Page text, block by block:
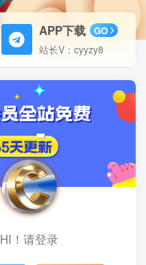
APP下载 GO
站长V：cyyzy8
HI！请登录